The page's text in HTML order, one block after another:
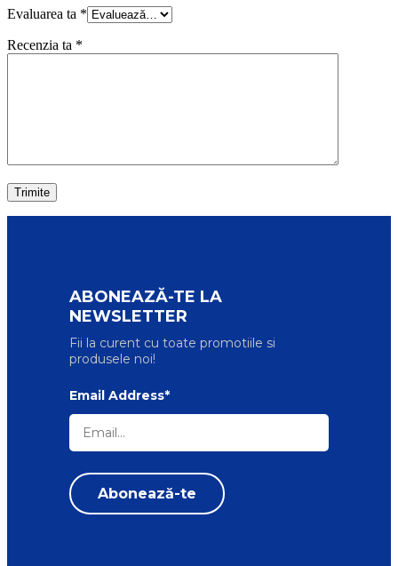
Evaluarea ta *
Recenzia ta *
ABONEAZĂ-TE LA
NEWSLETTER
Fii la curent cu toate promotiile si
produsele noi!
Email Address*